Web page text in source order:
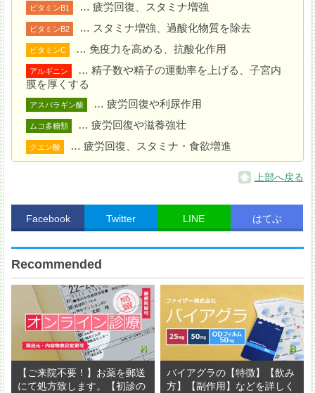
フライパンにごま油を入れて熱し、 2
を入れて薄く
焼く。こんがりと色づいたら裏返し、3 分ほど焼く。
(B) を合わせてタレをつくり、 3
を適当な大きさに切
って器に盛りつける。
ビタミンB1 … 疲労回復、スタミナ増強
ビタミンB2 … スタミナ増強、過酸化物質を除去
ビタミンC … 免疫力を高める、抗酸化作用
アルギニン
… 精子数や精子の運動率を上げる、子宮内
膜を厚くする
アスパラギン酸 … 疲労回復や利尿作用
ムコ多糖類 … 疲労回復や滋養強壮
クエン酸 … 疲労回復、スタミナ・食欲増進
上部へ戻る
Facebook Twitter LINE はてぶ
Recommended
【ご来院不要！】お薬を郵送
にて処方致します。【初診の
バイアグラの【特徴】【飲み
方】【副作用】などを詳しく